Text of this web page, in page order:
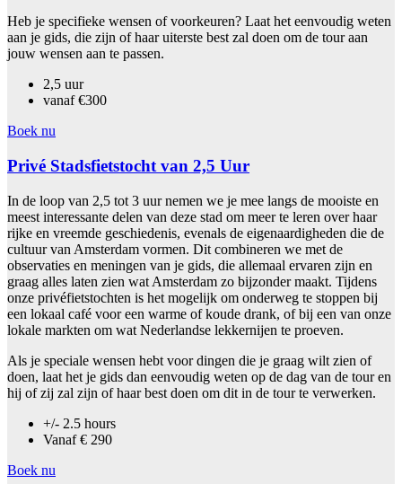
Heb je specifieke wensen of voorkeuren? Laat het eenvoudig weten
aan je gids, die zijn of haar uiterste best zal doen om de tour aan
jouw wensen aan te passen.
2,5 uur
vanaf €300
Boek nu
Privé Stadsfietstocht van 2,5 Uur
In de loop van 2,5 tot 3 uur nemen we je mee langs de mooiste en
meest interessante delen van deze stad om meer te leren over haar
rijke en vreemde geschiedenis, evenals de eigenaardigheden die de
cultuur van Amsterdam vormen. Dit combineren we met de
observaties en meningen van je gids, die allemaal ervaren zijn en
graag alles laten zien wat Amsterdam zo bijzonder maakt. Tijdens
onze privéfietstochten is het mogelijk om onderweg te stoppen bij
een lokaal café voor een warme of koude drank, of bij een van onze
lokale markten om wat Nederlandse lekkernijen te proeven.
Als je speciale wensen hebt voor dingen die je graag wilt zien of
doen, laat het je gids dan eenvoudig weten op de dag van de tour en
hij of zij zal zijn of haar best doen om dit in de tour te verwerken.
+/- 2.5 hours
Vanaf € 290
Boek nu